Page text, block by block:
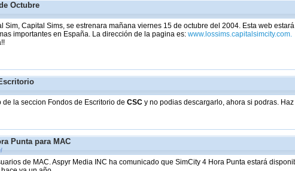
Octubre
Sim, Capital Sims, se estrenara mañana viernes 15 de octubre del 2004. Esta web
importantes en España. La dirección de la pagina es:www.lossims.capitalsimcity.com.
la seccion Fondos de Escritorio deCSC y no podias descargarlo, ahora si podras.
Punta para MAC
de MAC. Aspyr Media INC ha comunicado que SimCity 4 Hora Punta estará